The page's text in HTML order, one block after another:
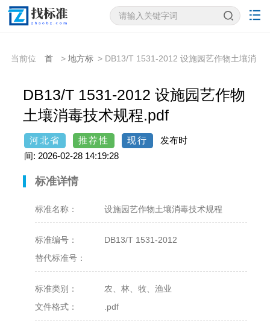
当前位
首
> 地方标 > DB13/T 1531-2012 设施园艺作物土壤消
DB13/T 1531-2012 设施园艺作物
土壤消毒技术规程.pdf
河北省 推荐性 现行
发布时
间: 2026-02-28 14:19:28
标准详情
标准名称： 设施园艺作物土壤消毒技术规程
标准编号：
DB13/T 1531-2012
替代标准号：
标准类别：
农、林、牧、渔业
文件格式：
.pdf